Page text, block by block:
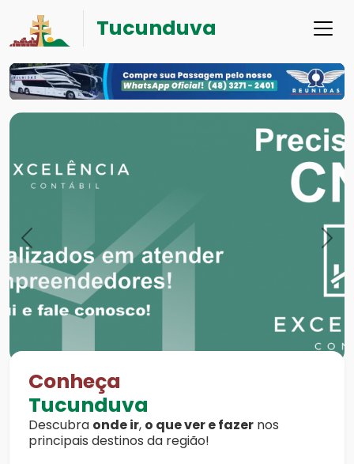
Tucunduva
Previous Next
Conheça
Tucunduva
Descubra onde ir, o que ver e fazer nos
principais destinos da região!